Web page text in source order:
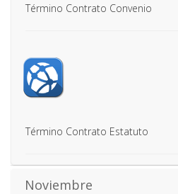
Término Contrato Convenio
Término Contrato Estatuto
Noviembre